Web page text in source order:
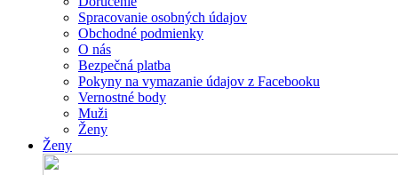
Spracovanie osobných údajov
Obchodné podmienky
O nás
Bezpečná platba
Pokyny na vymazanie údajov z Facebooku
Vernostné body
Muži
Ženy
Ženy